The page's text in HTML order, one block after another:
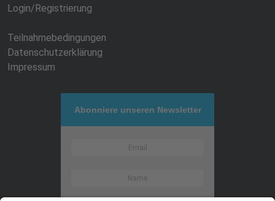
Login/Registrierung
Teilnahmebedingungen
Datenschutzerklärung
Impressum
Abonniere unseren Newsletter